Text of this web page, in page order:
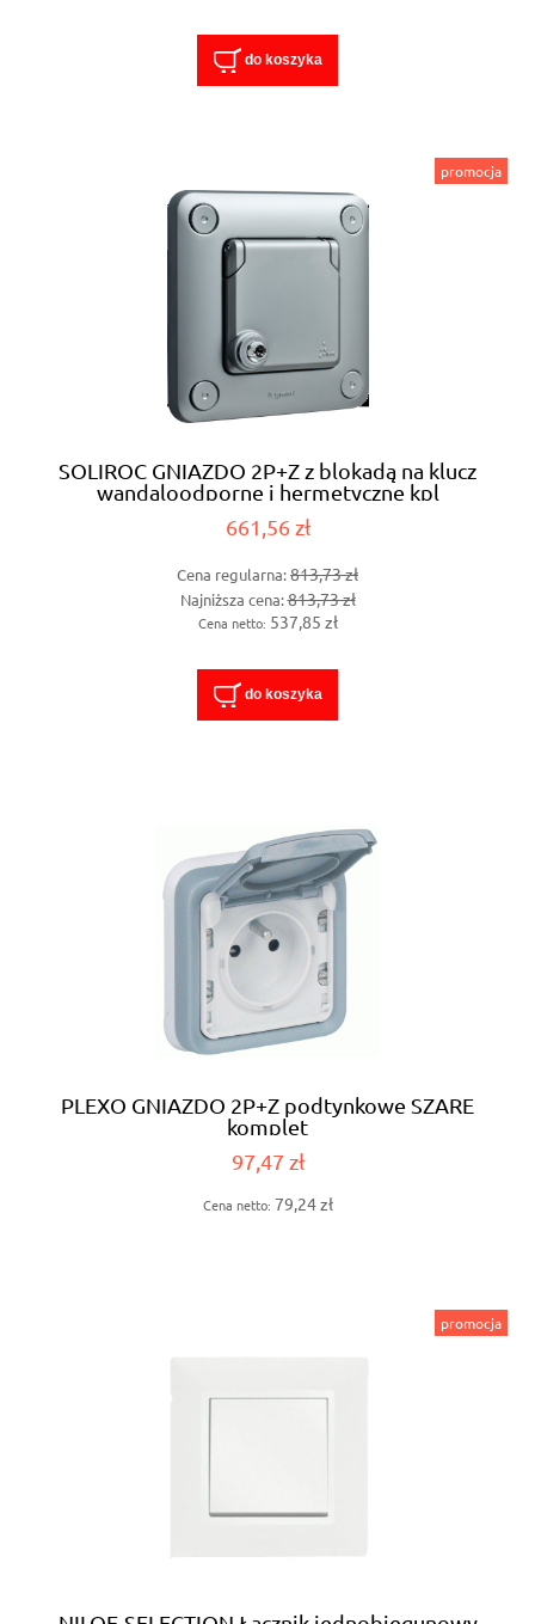
do koszyka
SOLIROC GNIAZDO 2P+Z z blokadą na klucz
wandaloodporne i hermetyczne kpl
661,56 zł
Cena regularna:813,73 zł
Najniższa cena:813,73 zł
Cena netto: 537,85 zł
do koszyka
promocja
PLEXO GNIAZDO 2P+Z podtynkowe SZARE
komplet
97,47 zł
Cena netto: 79,24 zł
promocja